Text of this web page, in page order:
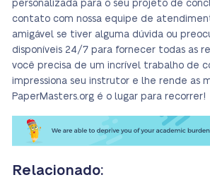
personalizada para o seu projeto de
contato com nossa equipe de
amigável se tiver alguma dúvida ou
disponíveis 24/7 para fornecer todas as
você precisa de um incrível trabalho de
impressiona seu instrutor e lhe rende as
PaperMasters.org é o lugar para recorrer!
Relacionado: